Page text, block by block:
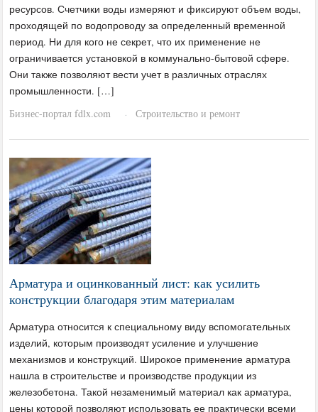
ресурсов. Счетчики воды измеряют и фиксируют объем воды,
проходящей по водопроводу за определенный временной
период. Ни для кого не секрет, что их применение не
ограничивается установкой в коммунально-бытовой сфере.
Они также позволяют вести учет в различных отраслях
промышленности. […]
Бизнес-портал fdlx.com
· Строительство и ремонт
Арматура и оцинкованный лист: как усилить
конструкции благодаря этим материалам
Арматура относится к специальному виду вспомогательных
изделий, которым производят усиление и улучшение
механизмов и конструкций. Широкое применение арматура
нашла в строительстве и производстве продукции из
железобетона. Такой незаменимый материал как арматура,
цены которой позволяют использовать ее практически всеми